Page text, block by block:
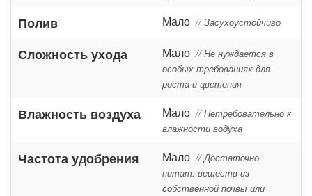
Полив Мало // Засухоустойчиво
Сложность ухода Мало // Не нуждается в
особых требованиях для
роста и цветения
Влажность воздуха Мало // Нетребовательно к
влажности водуха
Частота удобрения Мало // Достаточно
питат. веществ из
собственной почвы или